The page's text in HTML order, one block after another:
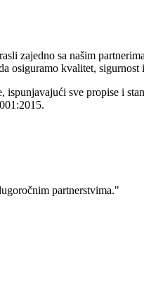
zajedno sa našim
osiguramo kvalitet, sigurnost
sve propise i
partnerstvima."